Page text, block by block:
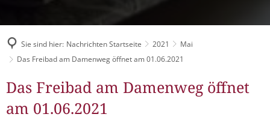
Konzertsaal LMAH
Schlitzer Geschichten
Sie sind hier: Nachrichten Startseite 2021
Mai
Das Freibad am Damenweg öffnet am 01.06.2021
Das Freibad am Damenweg öffnet
am 01.06.2021